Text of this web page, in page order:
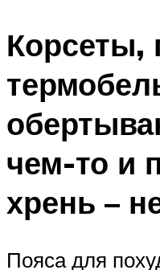
Корсеты,
чем-то и
хрень –
Пояса для